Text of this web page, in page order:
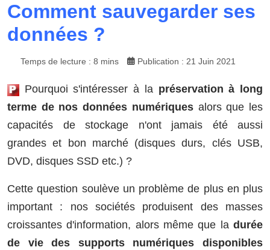
Comment sauvegarder ses
données ?
Temps de lecture : 8 mins Publication : 21 Juin 2021
Pourquoi s'intéresser à la préservation à long
terme de nos données numériquesalors que les
capacités de stockage n'ont jamais été aussi
grandes et bon marché (disques durs, clés USB,
DVD, disques SSD etc.) ?
Cette question soulève un problème de plus en plus
important : nos sociétés produisent des masses
croissantes d'information, alors même que la durée
de vie des supports numériques disponibles